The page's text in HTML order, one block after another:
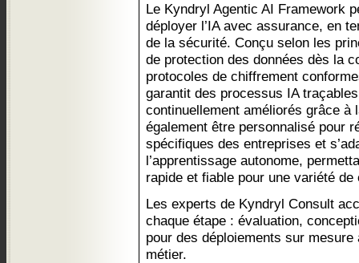
Le Kyndryl Agentic AI Framework
déployer l’IA avec assurance, en
de la sécurité. Conçu selon les
de protection des données dès la
protocoles de chiffrement
garantit des processus IA
continuellement améliorés grâce à
également être personnalisé pour
spécifiques des entreprises et
l’apprentissage autonome,
rapide et fiable pour une variété de
Les experts de Kyndryl Consult
chaque étape : évaluation,
pour des déploiements sur
métier.